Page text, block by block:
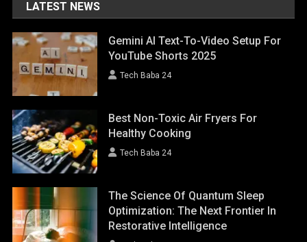
LATEST NEWS
Gemini AI Text-To-Video Setup For
YouTube Shorts 2025
Tech Baba 24
Best Non-Toxic Air Fryers For
Healthy Cooking
Tech Baba 24
The Science Of Quantum Sleep
Optimization: The Next Frontier In
Restorative Intelligence